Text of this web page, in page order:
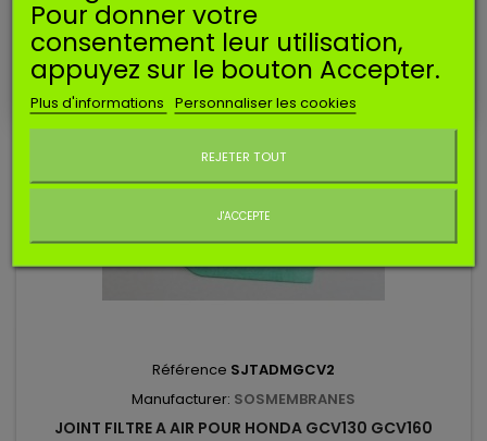
Référence SJTADMGCV2
Manufacturer: SOSMEMBRANES
JOINT FILTRE A AIR POUR HONDA GCV130 GCV160
Pour donner votre
consentement leur utilisation,
appuyez sur le bouton Accepter.
Plus d'informations Personnaliser les cookies
REJETER TOUT
J'ACCEPTE